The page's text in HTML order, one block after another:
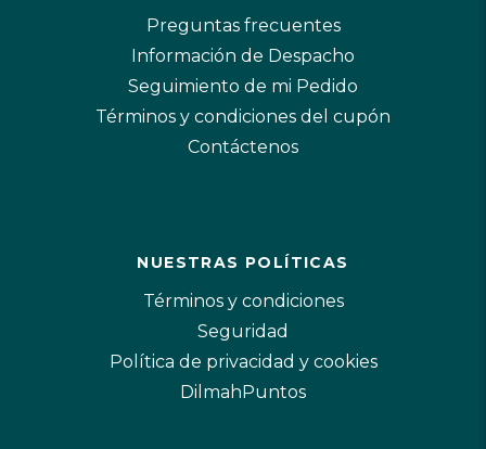
Preguntas frecuentes
Información de Despacho
Seguimiento de mi Pedido
Términos y condiciones del cupón
Contáctenos
NUESTRAS POLÍTICAS
Términos y condiciones
Seguridad
Política de privacidad y cookies
DilmahPuntos